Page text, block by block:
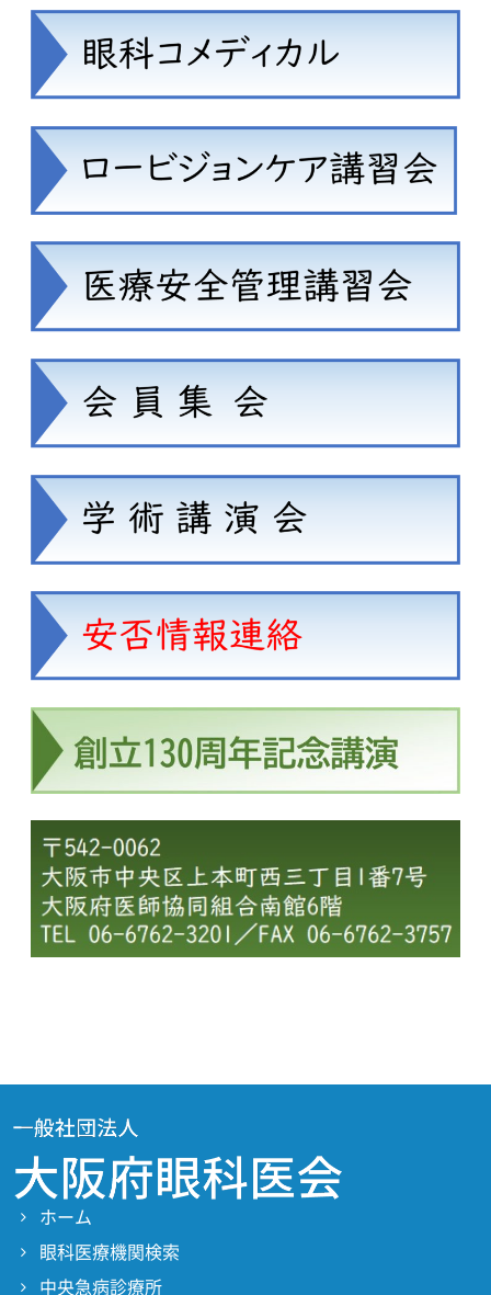
ホーム
眼科医療機関検索
中央急病診療所